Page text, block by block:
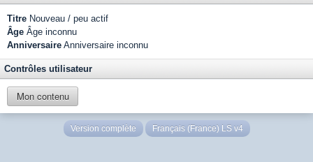
Titre Nouveau / peu actif
Âge Âge inconnu
Anniversaire Anniversaire inconnu
Contrôles utilisateur
Mon contenu
Version complète Français (France) LS v4